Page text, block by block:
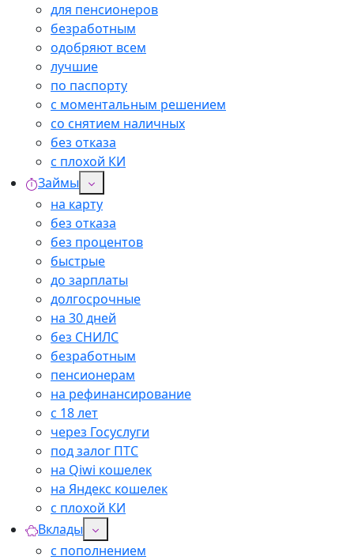
для пенсионеров
безработным
одобряют всем
лучшие
по паспорту
с моментальным решением
со снятием наличных
без отказа
с плохой КИ
Займы
на карту
без отказа
без процентов
быстрые
до зарплаты
долгосрочные
на 30 дней
без СНИЛС
безработным
пенсионерам
на рефинансирование
с 18 лет
через Госуслуги
под залог ПТС
на Qiwi кошелек
на Яндекс кошелек
с плохой КИ
Вклады
с пополнением